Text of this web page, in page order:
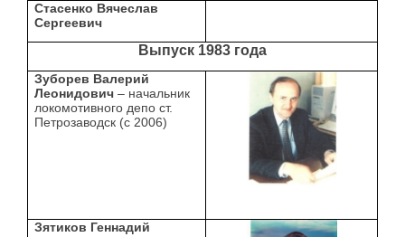
Стасенко Вячеслав
Сергеевич
Выпуск 1983 года
Зуборев Валерий
Леонидович – начальник
локомотивного депо ст.
Петрозаводск (с 2006)
Зятиков Геннадий